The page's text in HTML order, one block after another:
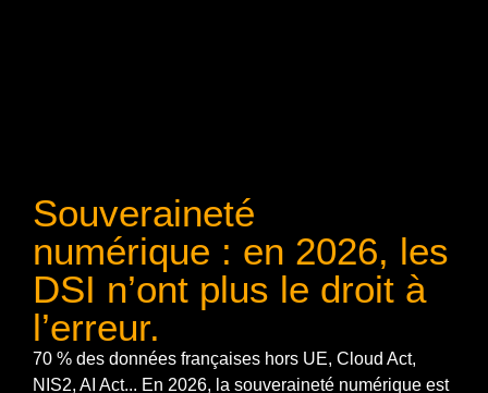
Souveraineté
numérique : en 2026, les
DSI n’ont plus le droit à
l’erreur.
70 % des données françaises hors UE, Cloud Act,
NIS2, AI Act... En 2026, la souveraineté numérique est